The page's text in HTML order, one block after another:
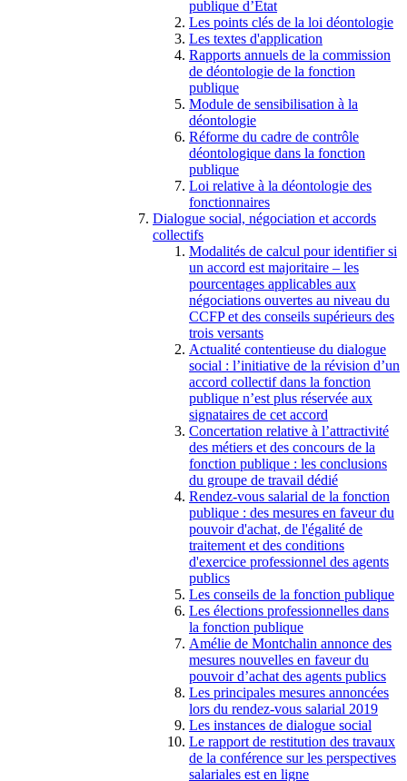
publique d’État
Les points clés de la loi déontologie
Les textes d'application
Rapports annuels de la commission
de déontologie de la fonction
publique
Module de sensibilisation à la
déontologie
Réforme du cadre de contrôle
déontologique dans la fonction
publique
Loi relative à la déontologie des
fonctionnaires
Dialogue social, négociation et accords
collectifs
Modalités de calcul pour identifier si
un accord est majoritaire – les
pourcentages applicables aux
négociations ouvertes au niveau du
CCFP et des conseils supérieurs des
trois versants
Actualité contentieuse du dialogue
social : l’initiative de la révision d’un
accord collectif dans la fonction
publique n’est plus réservée aux
signataires de cet accord
Concertation relative à l’attractivité
des métiers et des concours de la
fonction publique : les conclusions
du groupe de travail dédié
Rendez-vous salarial de la fonction
publique : des mesures en faveur du
pouvoir d'achat, de l'égalité de
traitement et des conditions
d'exercice professionnel des agents
publics
Les conseils de la fonction publique
Les élections professionnelles dans
la fonction publique
Amélie de Montchalin annonce des
mesures nouvelles en faveur du
pouvoir d’achat des agents publics
Les principales mesures annoncées
lors du rendez-vous salarial 2019
Les instances de dialogue social
Le rapport de restitution des travaux
de la conférence sur les perspectives
salariales est en ligne